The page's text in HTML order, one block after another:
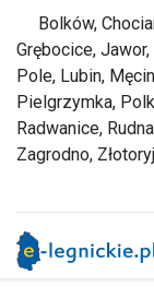
Bolków,
Grębocice,
Pole, Lubin,
Pielgrzymka,
Radwanice,
Zagrodno,